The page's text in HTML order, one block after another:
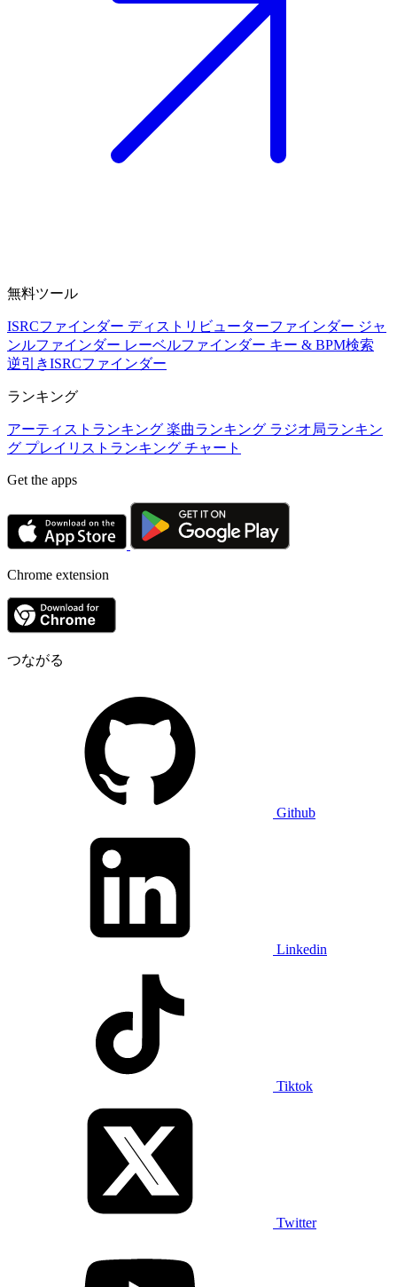
無料ツール
ISRCファインダー ディストリビューターファインダー ジャ
ンルファインダー レーベルファインダー キー & BPM検索
逆引きISRCファインダー
ランキング
アーティストランキング 楽曲ランキング ラジオ局ランキン
グ プレイリストランキング チャート
Get the apps
Chrome extension
つながる
Github
Linkedin
Tiktok
Twitter